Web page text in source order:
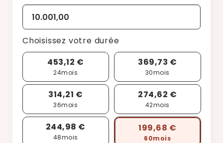
Choisissez votre durée
453,12 €
24mois
369,73 €
30mois
314,21 €
36mois
274,62 €
42mois
244,98 €
48mois
199,68 €
60mois